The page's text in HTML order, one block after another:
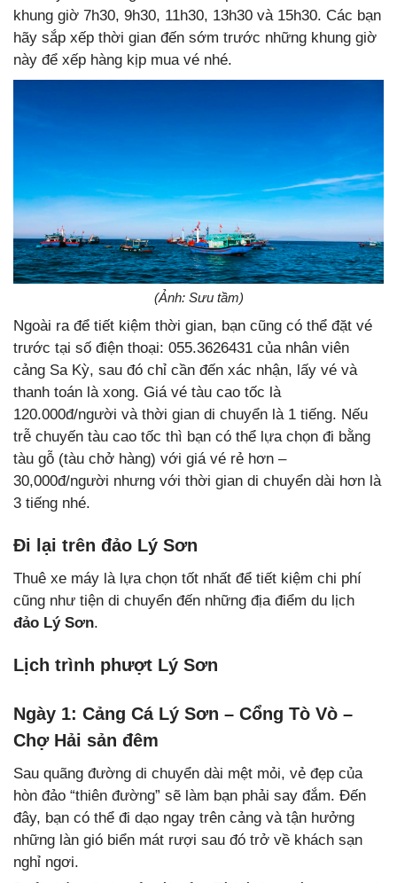
khung giờ 7h30, 9h30, 11h30, 13h30 và 15h30. Các bạn
hãy sắp xếp thời gian đến sớm trước những khung giờ
này để xếp hàng kịp mua vé nhé.
(Ảnh: Sưu tầm)
Ngoài ra để tiết kiệm thời gian, bạn cũng có thể đặt vé
trước tại số điện thoại: 055.3626431 của nhân viên
cảng Sa Kỳ, sau đó chỉ cần đến xác nhận, lấy vé và
thanh toán là xong. Giá vé tàu cao tốc là
120.000đ/người và thời gian di chuyển là 1 tiếng. Nếu
trễ chuyến tàu cao tốc thì bạn có thể lựa chọn đi bằng
tàu gỗ (tàu chở hàng) với giá vé rẻ hơn –
30,000đ/người nhưng với thời gian di chuyển dài hơn là
3 tiếng nhé.
Đi lại trên đảo Lý Sơn
Thuê xe máy là lựa chọn tốt nhất để tiết kiệm chi phí
cũng như tiện di chuyển đến những địa điểm du lịch
đảo Lý Sơn.
Lịch trình phượt Lý Sơn
Ngày 1: Cảng Cá Lý Sơn – Cổng Tò Vò –
Chợ Hải sản đêm
Sau quãng đường di chuyển dài mệt mỏi, vẻ đẹp của
hòn đảo “thiên đường” sẽ làm bạn phải say đắm. Đến
đây, bạn có thể đi dạo ngay trên cảng và tận hưởng
những làn gió biển mát rượi sau đó trở về khách sạn
nghỉ ngơi.